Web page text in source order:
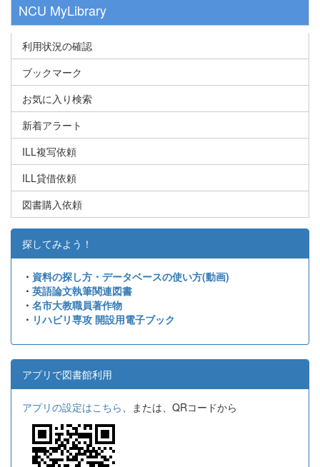
NCU MyLibrary
利用状況の確認
ブックマーク
お気に入り検索
新着アラート
ILL複写依頼
ILL貸借依頼
図書購入依頼
探してみよう！
・ 資料の探し方・データベースの使い方(動画)
・ 英語論文執筆関連図書
・ 名市大教職員著作物
・ リハビリ専攻 開設用電子ブック
アプリで図書館利用
アプリの設定はこちら、または、QRコードから